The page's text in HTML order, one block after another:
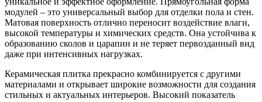
модулей – это универсальный выбор для отделки пола и стен.
Матовая поверхность отлично переносит воздействие влаги,
высокой температуры и химических средств. Она устойчива к
образованию сколов и царапин и не теряет первозданный вид
даже при интенсивных нагрузках.
Керамическая плитка прекрасно комбинируется с другими
материалами и открывает широкие возможности для создания
стильных и актуальных интерьеров. Высокий показатель